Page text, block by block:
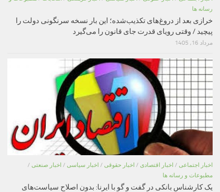
رسانه ها
خرازی بعد از دروغ‌های تکذیب‌شده؛ این بار نسخه سرنگونی دولت را
پیچید / وقتی رویای قدرت جای قانون را می‌گیرد
مرداد 16, 1405
اخبار اجتماعی / اخبار اقتصادی / اخبار حقوقی / اخبار سیاسی / اخبار صنعتی /
مطبوعات و رسانه ها
یک کارشناس بانکی در گفت و گو با ایرنا: بدون اصلاح سیاست‌های